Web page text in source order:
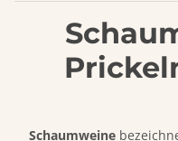
Schaumweine